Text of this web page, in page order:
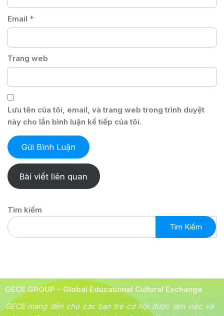
Email *
Trang web
Lưu tên của tôi, email, và trang web trong trình duyệt
này cho lần bình luận kế tiếp của tôi.
Bài viết liên quan
Tìm kiếm
Tìm Kiếm
GECE GROUP – Global Educational Cultural Exchange
GECE mang đến cho các bạn trẻ cơ hội được làm việc và